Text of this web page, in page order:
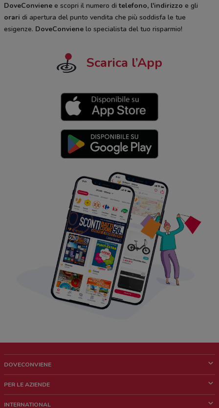
DoveConviene e scopri il numero ditelefono, l'indirizzo e gli
orari di apertura del punto vendita che più soddisfa le tue
esigenze. DoveConviene lo specialista del tuo risparmio!
Scarica l’App
DOVECONVIENE
Chi siamo
PER LE AZIENDE
INTERNATIONAL